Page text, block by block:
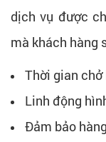
dịch vụ được
mà khách hàng
Thời gian
Linh động
Đảm bảo